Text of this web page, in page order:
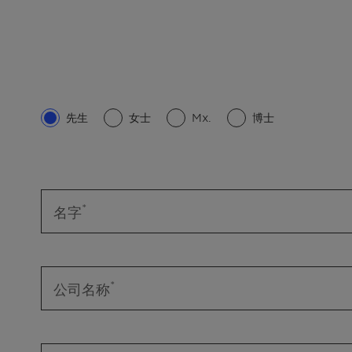
先生 女士 Mx. 博士
名字
公司名称